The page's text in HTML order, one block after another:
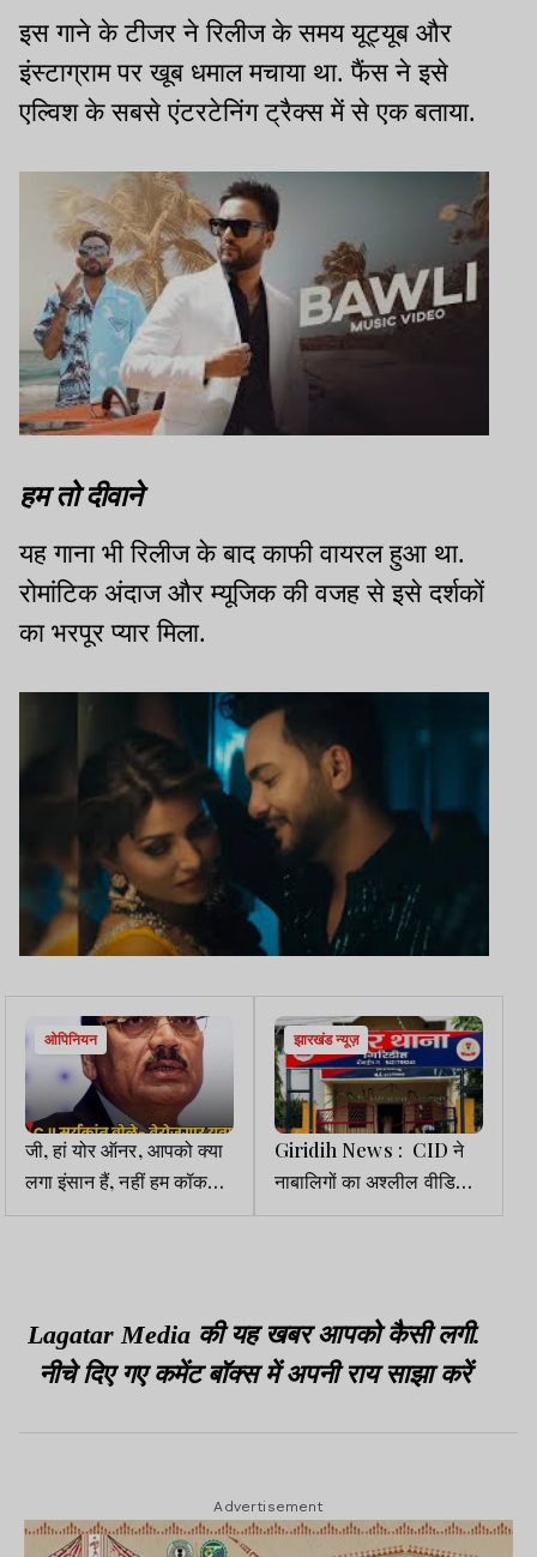
इस गाने के टीजर ने रिलीज के समय यूट्यूब और
इंस्टाग्राम पर खूब धमाल मचाया था. फैंस ने इसे
एल्विश के सबसे एंटरटेनिंग ट्रैक्स में से एक बताया.
हम तो दीवाने
यह गाना भी रिलीज के बाद काफी वायरल हुआ था.
रोमांटिक अंदाज और म्यूजिक की वजह से इसे दर्शकों
का भरपूर प्यार मिला.
ओपिनियन
जी, हां योर ऑनर, आपको क्या
लगा इंसान हैं, नहीं हम कॉकरोच
ही हैं!
झारखंड न्यूज़
Giridih News : CID ने
नाबालिगों का अश्लील वीडियो
बेचने वाले दो युवकों को किया
Lagatar Media की यह खबर आपको कैसी लगी.
नीचे दिए गए कमेंट बॉक्स में अपनी राय साझा करें
Advertisement